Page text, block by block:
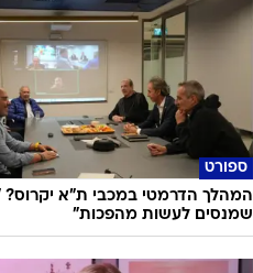
ספורט
המהלך הדרמטי במכבי ת"א יקרוס?
שמנסים לעשות מהפכות"